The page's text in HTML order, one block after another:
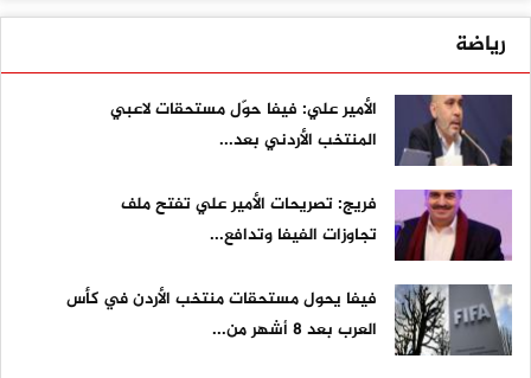
رياضة
الأمير علي: فيفا حوّل مستحقات لاعبي
المنتخب الأردني بعد...
فريج: تصريحات الأمير علي تفتح ملف
تجاوزات الفيفا وتدافع...
فيفا يحول مستحقات منتخب الأردن في كأس
العرب بعد 8 أشهر من...